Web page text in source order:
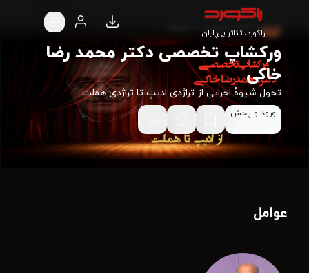
راکورد، تئاتر بی‌پایان 15+
•
•1 ساعت و 20 دقیقه
ورکشاپ تخصصی دکتر محمد رضا
خاکی
تحول شیوهٔ اجرایی از تراژدی ادیپ تا تراژدی هملت
ورود و پخش
عوامل